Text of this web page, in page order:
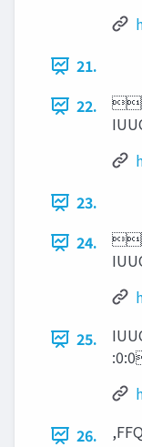
21.
22.
23.
24.
25.
26.